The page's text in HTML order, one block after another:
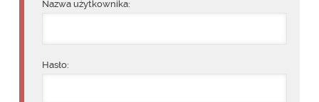
Nazwa użytkownika:
Hasło: